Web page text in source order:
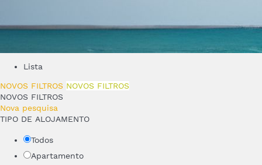
Lista
NOVOS FILTROS NOVOS FILTROS
NOVOS FILTROS
Nova pesquisa
TIPO DE ALOJAMENTO
Todos
Apartamento